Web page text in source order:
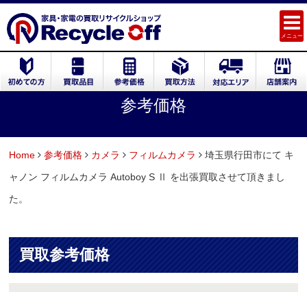
メニュー
参考価格
Home 参考価格 カメラ フィルムカメラ
埼玉県行田市にて キ
ャノン フィルムカメラ Autoboy S Ⅱ を出張買取させて頂きまし
た。
買取参考価格